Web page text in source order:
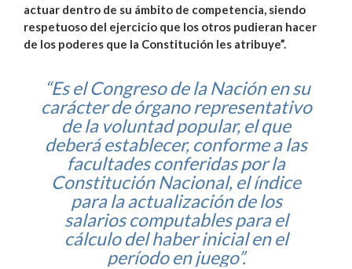
actuar dentro de su ámbito de competencia, siendo
respetuoso del ejercicio que los otros pudieran hacer
de los poderes que la Constitución les atribuye”.
“Es el Congreso de la Nación en su
carácter de órgano representativo
de la voluntad popular, el que
deberá establecer, conforme a las
facultades conferidas por la
Constitución Nacional, el índice
para la actualización de los
salarios computables para el
cálculo del haber inicial en el
período en juego”.